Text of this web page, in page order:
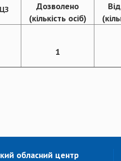
Дозволено
(кількість осіб)
1
обласний центр